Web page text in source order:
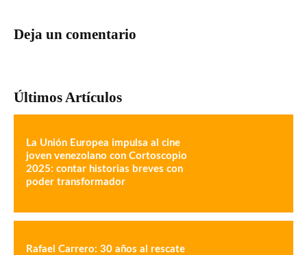
Deja un comentario
Últimos Artículos
La Unión Europea impulsa al cine
joven venezolano con Cortoscopio
2025: contar historias breves con
poder transformador
Rafael Carrero: 30 años al rescate